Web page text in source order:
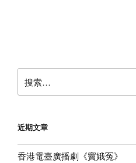
索：
近期文章
香港電臺廣播劇《竇娥冤》